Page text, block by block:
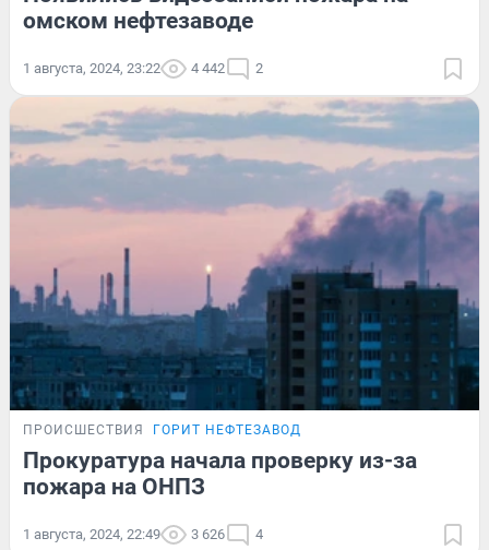
омском нефтезаводе
1 августа, 2024, 23:22 4 442 2
ПРОИСШЕСТВИЯ ГОРИТ НЕФТЕЗАВОД
Прокуратура начала проверку из-за
пожара на ОНПЗ
1 августа, 2024, 22:49 3 626 4